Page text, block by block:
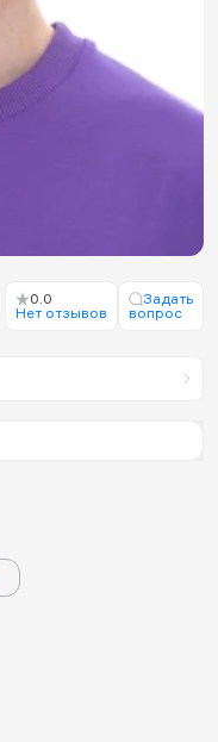
0.0
Нет отзывов
Задать
вопрос